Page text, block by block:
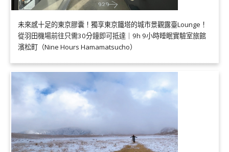
未來感十足的東京膠囊！獨享東京鐵塔的城市景觀露臺Lounge！
從羽田機場前往只需30分鐘即可抵達｜9h 9小時睡眠實驗室旅館
濱松町（Nine Hours Hamamatsucho）